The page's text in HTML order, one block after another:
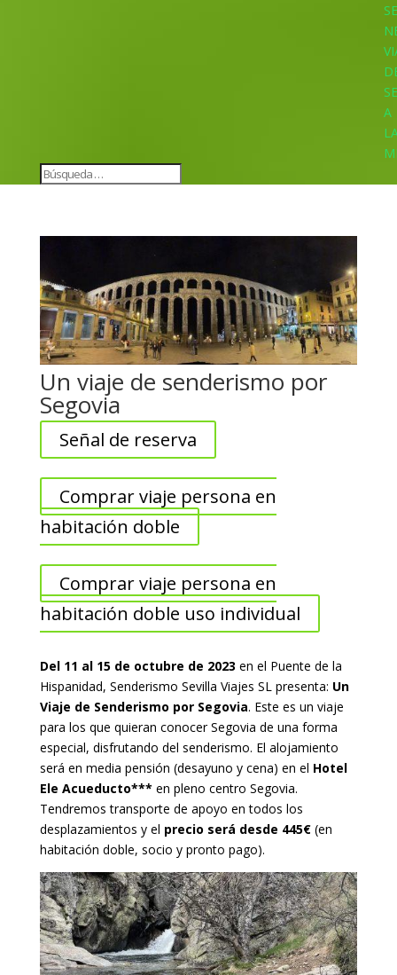
A
Un viaje de senderismo por
Segovia
Señal de reserva
Comprar viaje persona en
habitación doble
Comprar viaje persona en
habitación doble uso individual
Del 11 al 15 de octubre de 2023 en el Puente de la
Hispanidad, Senderismo Sevilla Viajes SL presenta: Un
Viaje de Senderismo por Segovia. Este es un viaje
para los que quieran conocer Segovia de una forma
especial, disfrutando del senderismo. El alojamiento
será en media pensión (desayuno y cena) en el Hotel
Ele Acueducto*** en pleno centro Segovia.
Tendremos transporte de apoyo en todos los
desplazamientos y el precio será desde 445€(en
habitación doble, socio y pronto pago).